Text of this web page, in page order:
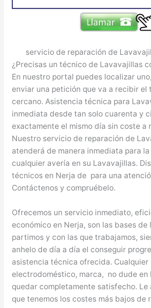
servicio de reparación de
¿Precisas un técnico de Lavavajillas
En nuestro portal puedes localizar
enviar una petición que va a recibir el
cercano. Asistencia técnica para
inmediata desde tan solo cuarenta y
exactamente el mismo día sin coste a
Nuestro servicio de reparación de
atenderá de manera inmediata para
cualquier avería en su Lavavajillas.
técnicos en Nerja de para una
Contáctenos y compruébelo.
Ofrecemos un servicio inmediato,
económico en Nerja, son las bases de
partimos y con las que trabajamos,
anhelo de día a día el conseguir
asistencia técnica ofrecida. Cualquier
electrodoméstico, marca, no dude en
quedar completamente satisfecho. Le
que tenemos los costes más bajos de